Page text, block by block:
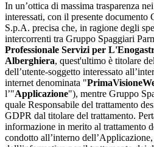
In un’ottica di massima trasparenza
interessati, con il presente documento
S.p.A. precisa che, in ragione degli
intercorrenti tra Gruppo Spaggiari
Professionale Servizi per
Alberghiera, quest'ultimo è titolare
dell’utente-soggetto interessato
internet denominata "
l’"Applicazione"), mentre Gruppo
quale Responsabile del trattamento
GDPR dal titolare del trattamento.
informazione in merito al trattamento
condotto all’interno